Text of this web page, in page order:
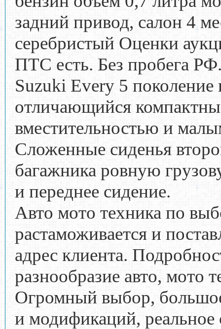
задний привод, салон 4
серебристый Оценки
ПТС есть. Без пробега
Suzuki Every 5
отличающийся
вместительностью и
Сложенные сиденья
багажника ровную
и переднее сидение.
Авто мото техника по
растаможивается и
адрес клиента.
разнообразие авто, мото
Огромный выбор,
и модификаций, реальное